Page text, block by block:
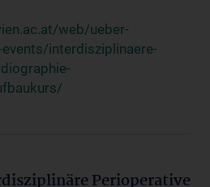
web/ueber-
interdisziplinaere-
Perioperative